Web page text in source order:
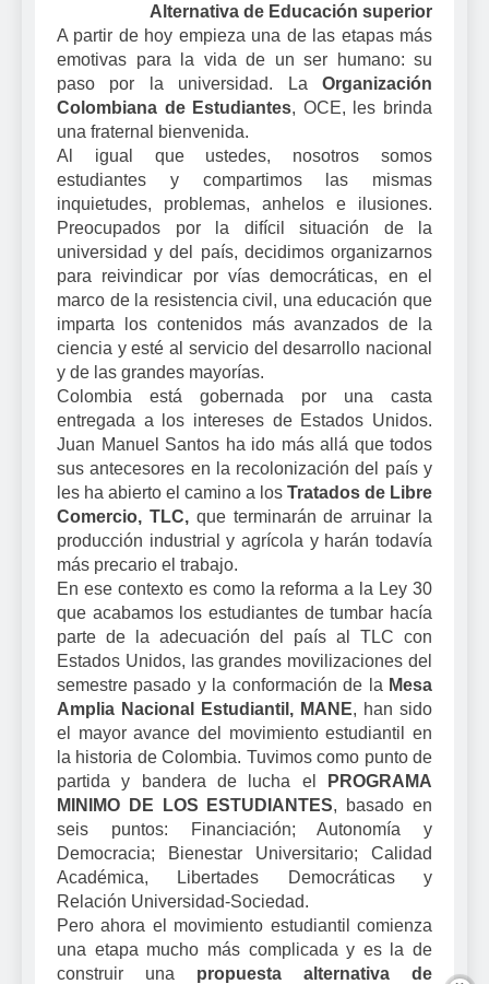
Alternativa de Educación superior
A partir de hoy empieza una de las etapas más
emotivas para la vida de un ser humano: su
paso por la universidad. La Organización
Colombiana de Estudiantes, OCE, les brinda
una fraternal bienvenida.
Al igual que ustedes, nosotros somos
estudiantes y compartimos las mismas
inquietudes, problemas, anhelos e ilusiones.
Preocupados por la difícil situación de la
universidad y del país, decidimos organizarnos
para reivindicar por vías democráticas, en el
marco de la resistencia civil, una educación que
imparta los contenidos más avanzados de la
ciencia y esté al servicio del desarrollo nacional
y de las grandes mayorías.
Colombia está gobernada por una casta
entregada a los intereses de Estados Unidos.
Juan Manuel Santos ha ido más allá que todos
sus antecesores en la recolonización del país y
les ha abierto el camino a los Tratados de Libre
Comercio, TLC,que terminarán de arruinar la
producción industrial y agrícola y harán todavía
más precario el trabajo.
En ese contexto es como la reforma a la Ley 30
que acabamos los estudiantes de tumbar hacía
parte de la adecuación del país al TLC con
Estados Unidos, las grandes movilizaciones del
semestre pasado y la conformación de la Mesa
Amplia Nacional Estudiantil, MANE, han sido
el mayor avance del movimiento estudiantil en
la historia de Colombia. Tuvimos como punto de
partida y bandera de lucha el
PROGRAMA
MINIMO DE LOS ESTUDIANTES, basado en
seis puntos: Financiación; Autonomía y
Democracia; Bienestar Universitario; Calidad
Académica, Libertades Democráticas y
Relación Universidad-Sociedad.
Pero ahora el movimiento estudiantil comienza
una etapa mucho más complicada y es la de
construir una propuesta alternativa de